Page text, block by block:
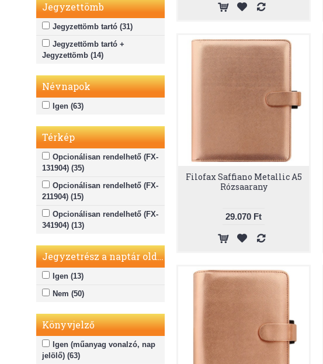
Jegyzettömb
Jegyzettömb tartó (31)
Jegyzettömb tartó +
Jegyzettömb (14)
Névnapok
Igen (63)
Térkép
Opcionálisan rendelhető (FX-
131904) (35)
Opcionálisan rendelhető (FX-
211904) (15)
Opcionálisan rendelhető (FX-
341904) (13)
Jegyzetrész a naptár oldalakon
Igen (13)
Nem (50)
Könyvjelző
Igen (műanyag vonalzó, nap
jelölő) (63)
Filofax Saffiano Metallic A5
Rózsaarany
29.070 Ft